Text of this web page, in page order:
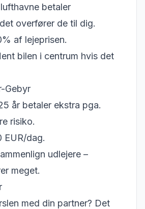
betaler
overfører de til dig.
af lejeprisen.
bilen i centrum hvis det
Gebyr
år betaler ekstra pga.
risiko.
EUR/dag.
udlejere –
meget.
med din partner? Det